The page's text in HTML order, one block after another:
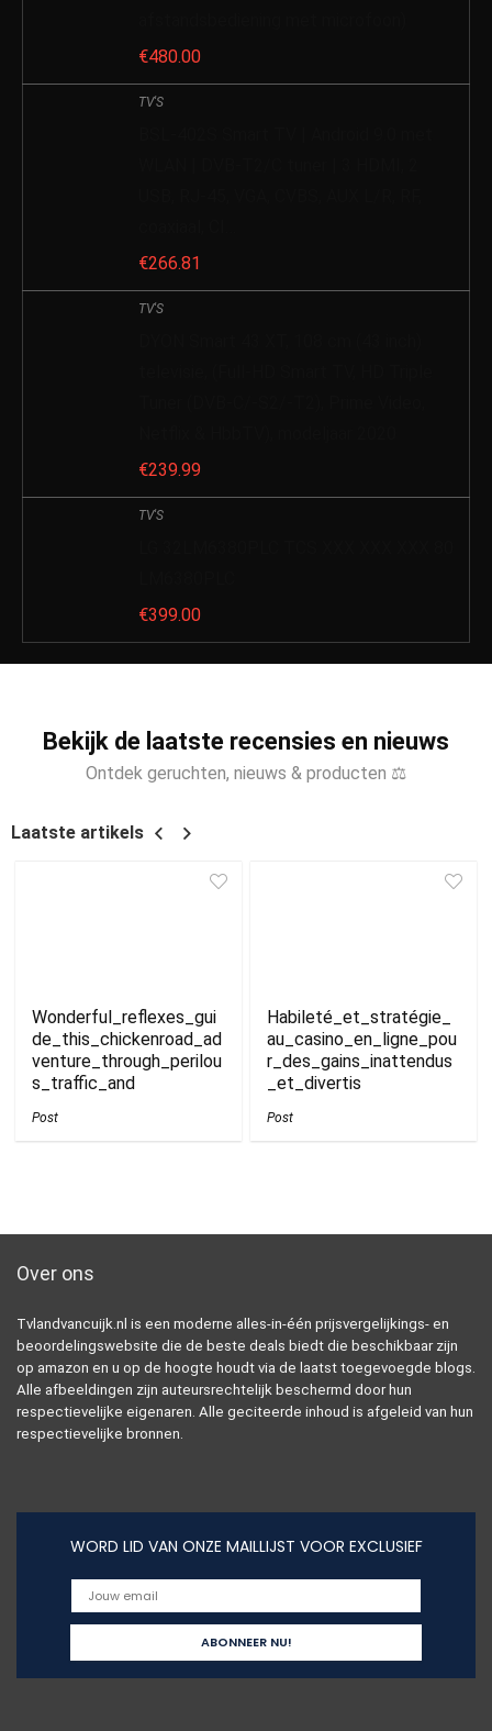
€480.00
TV'S
€266.81
TV'S
€239.99
TV'S
€399.00
Bekijk de laatste recensies en nieuws
Ontdek geruchten, nieuws & producten ⚖
Laatste artikels
Wonderful_reflexes_gui
de_this_chickenroad_ad
venture_through_perilou
s_traffic_and
Post
Habileté_et_stratégie_
au_casino_en_ligne_pou
r_des_gains_inattendus
_et_divertis
Post
Over ons
Tvlandvancuijk.nl is een moderne alles-in-één prijsvergelijkings- en
beoordelingswebsite die de beste deals biedt die beschikbaar zijn
op amazon en u op de hoogte houdt via de laatst toegevoegde blogs.
Alle afbeeldingen zijn auteursrechtelijk beschermd door hun
respectievelijke eigenaren. Alle geciteerde inhoud is afgeleid van hun
respectievelijke bronnen.
WORD LID VAN ONZE MAILLIJST VOOR EXCLUSIEF